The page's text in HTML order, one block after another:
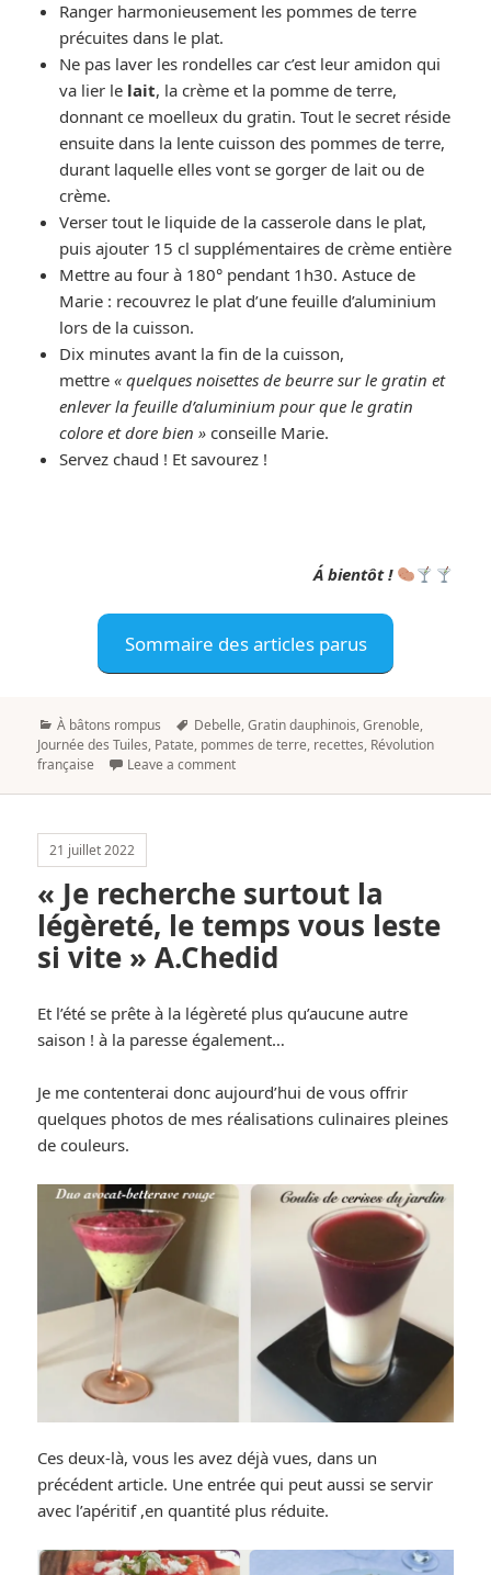
Ranger harmonieusement les pommes de terre
précuites dans le plat.
Ne pas laver les rondelles car c’est leur amidon qui
va lier le lait, la crème et la pomme de terre,
donnant ce moelleux du gratin. Tout le secret réside
ensuite dans la lente cuisson des pommes de terre,
durant laquelle elles vont se gorger de lait ou de
crème.
Verser tout le liquide de la casserole dans le plat,
puis ajouter 15 cl supplémentaires de crème entière
Mettre au four à 180° pendant 1h30. Astuce de
Marie : recouvrez le plat d’une feuille d’aluminium
lors de la cuisson.
Dix minutes avant la fin de la cuisson,
mettre« quelques noisettes de beurre sur le gratin et
enlever la feuille d’aluminium pour que le gratin
colore et dore bien » conseille Marie.
Servez chaud ! Et savourez !
Á bientôt !
Sommaire des articles parus
Categories
À bâtons rompus Tags
Debelle,Gratin dauphinois,Grenoble,
Journée des Tuiles, Patate, pommes de terre, recettes, Révolution
française
Leave a comment
21 juillet 2022
« Je recherche surtout la
légèreté, le temps vous leste
si vite » A.Chedid
Et l’été se prête à la légèreté plus qu’aucune autre
saison ! à la paresse également…
Je me contenterai donc aujourd’hui de vous offrir
quelques photos de mes réalisations culinaires pleines
de couleurs.
Ces deux-là, vous les avez déjà vues, dans un
précédent article. Une entrée qui peut aussi se servir
avec l’apéritif ,en quantité plus réduite.